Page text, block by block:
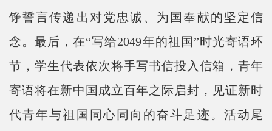
铮誓言传递出对党忠诚、为国奉献的坚定信
念。最后，在“写给2049年的祖国”时光寄语环
节，学生代表依次将手写书信投入信箱，青年
寄语将在新中国成立百年之际启封，见证新时
代青年与祖国同心同向的奋斗足迹。活动尾